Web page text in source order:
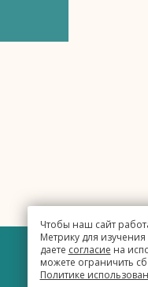
Чтобы наш сайт
Метрику для
даете согласие на
можете ограничить
Политике